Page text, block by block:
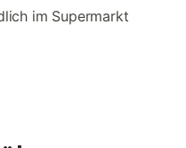
im Supermarkt